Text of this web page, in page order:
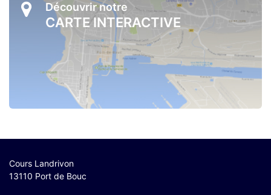
Découvrir notre
CARTE INTERACTIVE
Cours Landrivon
13110 Port de Bouc